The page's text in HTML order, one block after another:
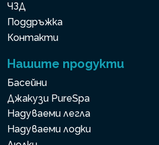
ЧЗД
Поддръжка
Контакти
Нашите продукти
Басейни
Джакузи PureSpa
Надуваеми легла
Надуваеми лодки